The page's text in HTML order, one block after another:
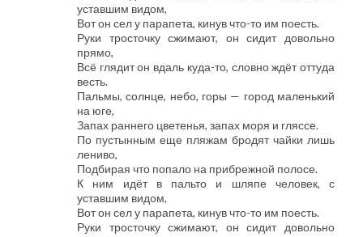
уставшим видом,
Вот он сел у парапета, кинув что-то им поесть.
Руки тросточку сжимают, он сидит довольно
прямо,
Всё глядит он вдаль куда-то, словно ждёт оттуда
весть.
Пальмы, солнце, небо, горы — город маленький
на юге,
Запах раннего цветенья, запах моря и гляссе.
По пустынным еще пляжам бродят чайки лишь
лениво,
Подбирая что попало на прибрежной полосе.
К ним идёт в пальто и шляпе человек, с
уставшим видом,
Вот он сел у парапета, кинув что-то им поесть.
Руки тросточку сжимают, он сидит довольно